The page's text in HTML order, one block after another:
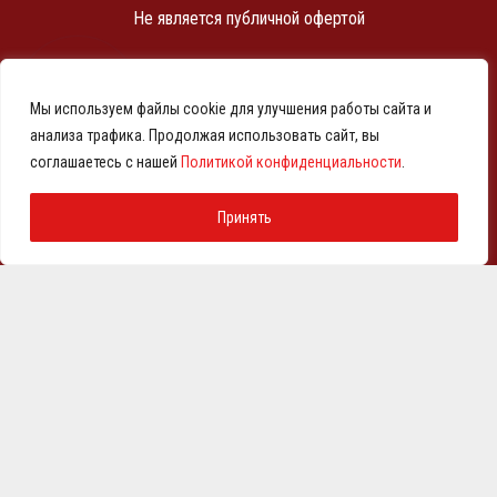
Мы используем файлы cookie для улучшения работы сайта и
анализа трафика. Продолжая использовать сайт, вы
соглашаетесь с нашей Политикой конфиденциальности
Принять
Не является публичной офертой
КПП 781001001
ОГРН 1257800001458
© 2021-2026 Представительство АО «ВМЗ» в Санкт-
Политика конфиденциальности